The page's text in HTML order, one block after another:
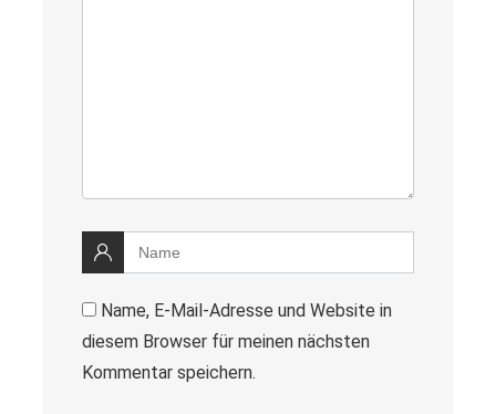
Name, E-Mail-Adresse und Website in
diesem Browser für meinen nächsten
Kommentar speichern.